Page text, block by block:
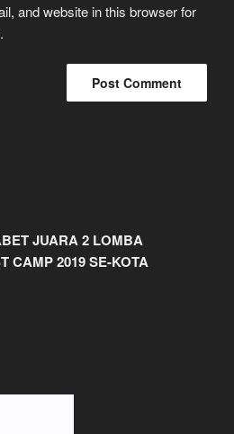
and website in this browser for
JUARA 2 LOMBA
CAMP 2019 SE-KOTA